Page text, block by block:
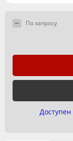
По запросу
Доступен